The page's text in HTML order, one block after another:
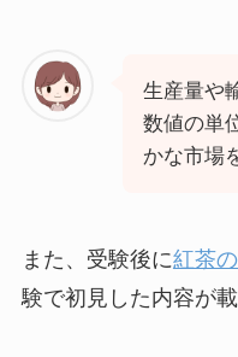
生産量や
数値の単
かな市場
また、受験後に紅茶
験で初見した内容が